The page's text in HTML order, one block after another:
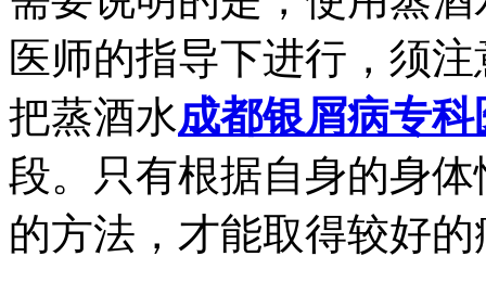
医师的指导下进行，须
把蒸酒水成都银屑病专科
段。只有根据自身的身
的方法，才能取得较好的